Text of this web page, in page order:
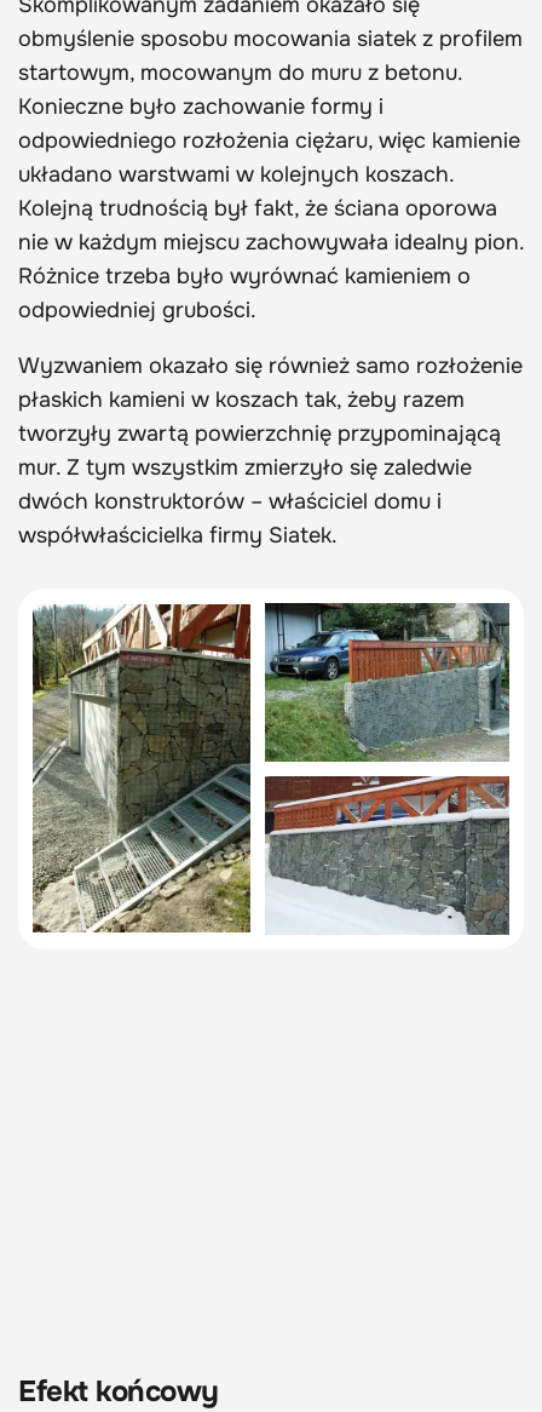
obmyślenie sposobu mocowania siatek z profilem
startowym, mocowanym do muru z betonu.
Konieczne było zachowanie formy i
odpowiedniego rozłożenia ciężaru, więc kamienie
układano warstwami w kolejnych koszach.
Kolejną trudnością był fakt, że ściana oporowa
nie w każdym miejscu zachowywała idealny pion.
Różnice trzeba było wyrównać kamieniem o
odpowiedniej grubości.
Wyzwaniem okazało się również samo rozłożenie
płaskich kamieni w koszach tak, żeby razem
tworzyły zwartą powierzchnię przypominającą
mur. Z tym wszystkim zmierzyło się zaledwie
dwóch konstruktorów – właściciel domu i
współwłaścicielka firmy Siatek.
Efekt końcowy